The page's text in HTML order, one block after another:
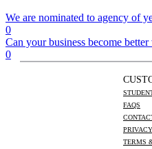
We are nominated to agency of
0
Can your business become
0
FAQS
TERMS